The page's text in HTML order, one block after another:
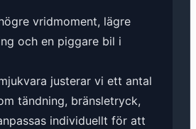
vridmoment, lägre
och en piggare bil i
justerar vi ett antal
tändning, bränsletryck,
individuellt för att